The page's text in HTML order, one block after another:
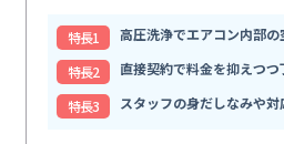
特⻑1
高圧洗浄でエアコン内部
特⻑2
直接契約で料金を抑えつ
特⻑3
スタッフの身だしなみや